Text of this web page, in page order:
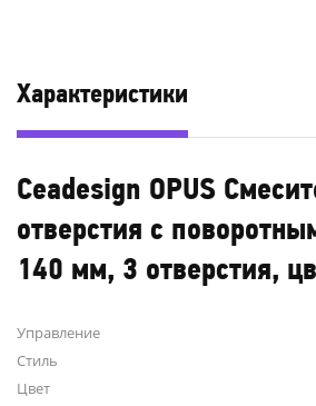
Характеристики
Ceadesign OPUS
отверстия с
140 мм, 3 отверстия,
Управление
Стиль
Цвет